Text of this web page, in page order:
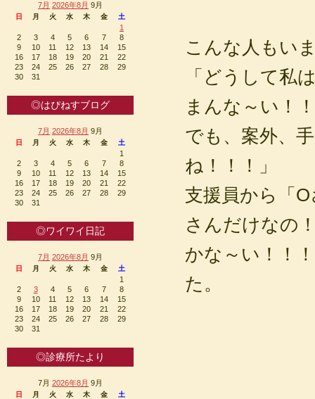
こんな人もい
「どうして
まんな～い！
でも、案外、
ね！！！」
支援員から「
さんだけなの
かな～い！！
た。
7月 2026年8月 9月
日 月 火 水 木 金 土
1
2
3 4 5 6 7
8
9
10 11 12 13 14
15
16
17 18 19 20 21
22
23
24 25 26 27 28
29
30
31
◎はぴねすブログ
7月 2026年8月 9月
日 月 火 水 木 金 土
1
2
3 4 5 6 7
8
9
10 11 12 13 14
15
16
17 18 19 20 21
22
23
24 25 26 27 28
29
30
31
◎ワイワイ日記
7月 2026年8月 9月
日 月 火 水 木 金 土
1
2
3 4 5 6 7
8
9
10 11 12 13 14
15
16
17 18 19 20 21
22
23
24 25 26 27 28
29
30
31
◎診療所たより
7月 2026年8月 9月
日 月 火 水 木 金 土